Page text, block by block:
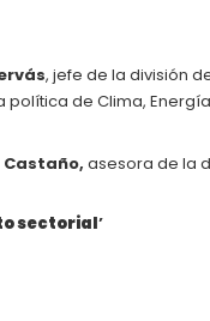
, jefe de la división
política de Clima,
Castaño,asesora de la
sectorial’